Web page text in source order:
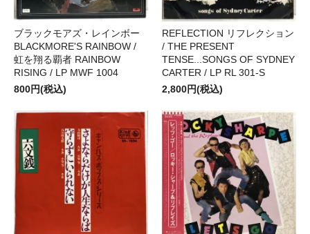
ブラックモアズ・レインボー
BLACKMORE'S RAINBOW /
虹を翔る覇者 RAINBOW
RISING / LP MWF 1004
800円(税込)
REFLECTION リフレクション
/ THE PRESENT
TENSE...SONGS OF SYDNEY
CARTER / LP RL 301-S
2,800円(税込)